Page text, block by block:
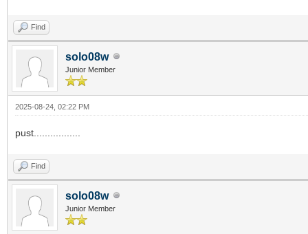
Find
solo08w
Junior Member
2025-08-24, 02:22 PM
pust.................
Find
solo08w
Junior Member